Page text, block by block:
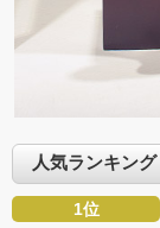
人気ランキング
1位